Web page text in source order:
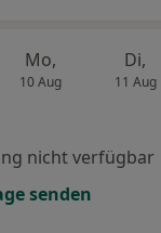
Mo,
10 Aug
Di,
11 Aug
nicht verfügbar
senden